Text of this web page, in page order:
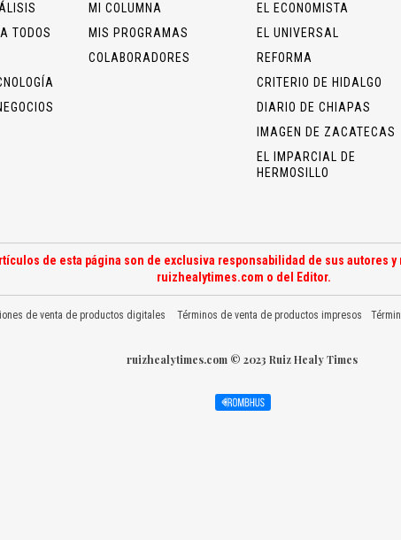
TODOS
MI COLUMNA
MIS PROGRAMAS
COLABORADORES
EL ECONOMISTA
EL UNIVERSAL
REFORMA
CRITERIO DE HIDALGO
DIARIO DE CHIAPAS
IMAGEN DE ZACATECAS
EL IMPARCIAL DE
HERMOSILLO
de esta página son de exclusiva responsabilidad de sus autores
ruizhealytimes.com o del Editor.
de venta de productos digitales Términos de venta de productos impresos
ruizhealytimes.com © 2023 Ruiz Healy Times